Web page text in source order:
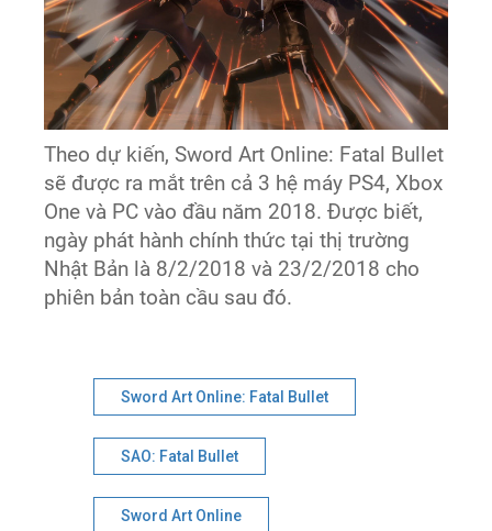
Theo dự kiến, Sword Art Online: Fatal Bullet
sẽ được ra mắt trên cả 3 hệ máy PS4, Xbox
One và PC vào đầu năm 2018. Được biết,
ngày phát hành chính thức tại thị trường
Nhật Bản là 8/2/2018 và 23/2/2018 cho
phiên bản toàn cầu sau đó.
Sword Art Online: Fatal Bullet
SAO: Fatal Bullet
Sword Art Online